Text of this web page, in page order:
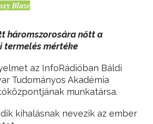
Blaze
háromszorosára nőtt a
termelés mértéke
az InfoRádióban Báldi
Tudományos Akadémia
munkatársa.
kihalásnak nevezik az ember